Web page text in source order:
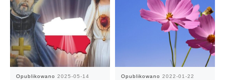
Opublikowano 2025-05-14 Opublikowano 2022-01-22